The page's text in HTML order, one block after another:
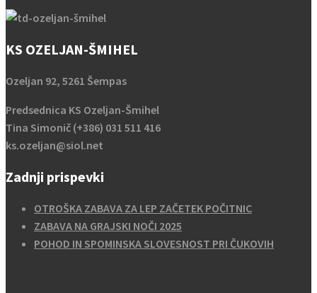
KS OZELJAN-ŠMIHEL
Ozeljan 92, 5261 Šempas
Predsednica KS Ozeljan-Šmihel
Tina Simonič (+386) 031 511 416
ks.ozeljan@siol.net
Zadnji prispevki
OTROŠKA ZABAVA ZA LEP ZAČETEK POČITNIC
ZABAVA NA GRAJSKI NOČI 2025
POHOD IN SPOMINSKA SLOVESNOST PRI ČUKOVIH